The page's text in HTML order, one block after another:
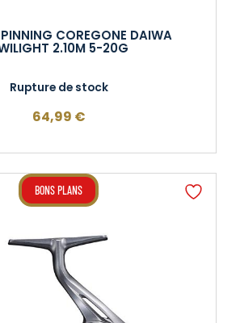
COREGONE DAIWA
2.10M 5-20G
Rupture de stock
64,99 €
BONS PLANS